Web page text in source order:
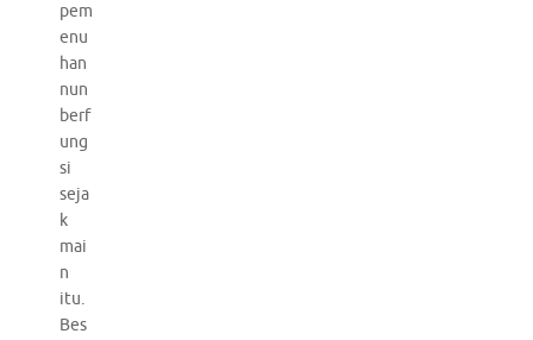
pem
enu
han
nun
berf
ung
si
seja
k
mai
n
itu.
Bes